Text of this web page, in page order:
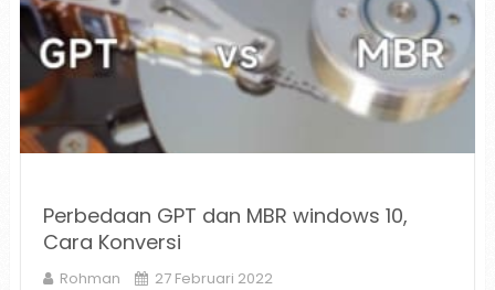
Perbedaan GPT dan MBR windows 10,
Cara Konversi
Rohman 27 Februari 2022